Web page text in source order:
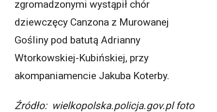
zgromadzonymi wystąpił chór
dziewczęcy Canzona z Murowanej
Gośliny pod batutą Adrianny
Wtorkowskiej-Kubińskiej, przy
akompaniamencie Jakuba Koterby.
Źródło: wielkopolska.policja.gov.pl foto